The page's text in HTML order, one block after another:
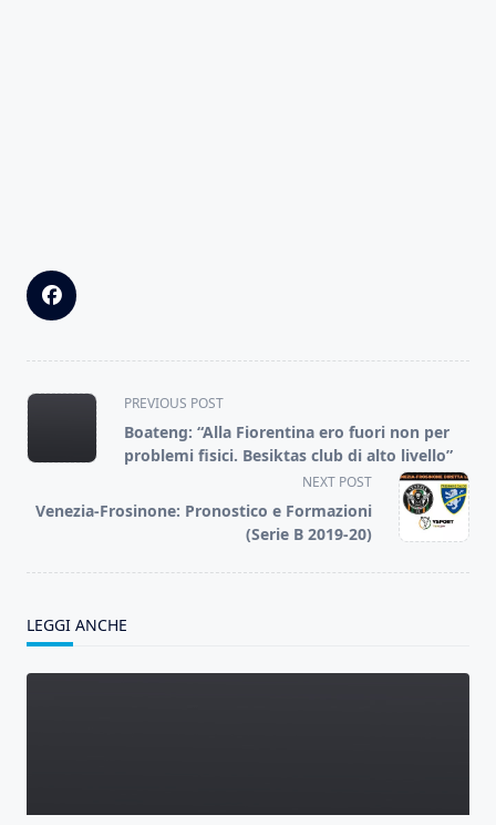
<span
class="nav-
subtitle
reader-
PREVIOUS POST
Boateng: “Alla Fiorentina ero fuori non per
problemi fisici. Besiktas club di alto livello”
NEXT POST
Venezia-Frosinone: Pronostico e Formazioni
(Serie B 2019-20)
LEGGI ANCHE